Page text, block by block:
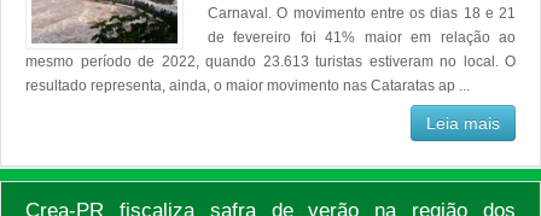
Carnaval. O movimento entre os dias 18 e 21
de fevereiro foi 41% maior em relação ao
mesmo período de 2022, quando 23.613 turistas estiveram no local. O
resultado representa, ainda, o maior movimento nas Cataratas ap ...
Leia mais
Crea-PR fiscaliza safra de verão na região dos